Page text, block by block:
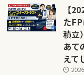
【
た
積立
あて
えて